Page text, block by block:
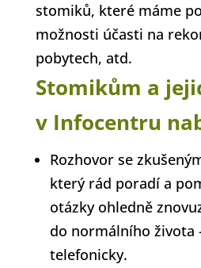
stomiků, které máme po
možnosti účasti na
pobytech, atd.
Stomikům a
v Infocentru
Rozhovor se
který rád poradí a
otázky ohledně
do normálního života
telefonicky.